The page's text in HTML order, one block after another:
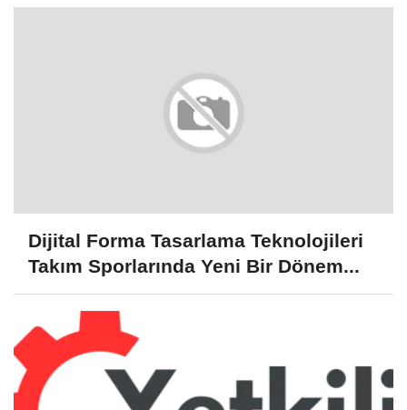
Dijital Forma Tasarlama Teknolojileri
Takım Sporlarında Yeni Bir Dönem...